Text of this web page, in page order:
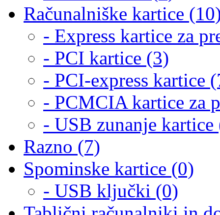
Računalniške kartice
- Express kartice za
- PCI kartice (3)
- PCI-express kartice
- PCMCIA kartice za
- USB zunanje kartice
Razno (7)
Spominske kartice (0)
- USB ključki (0)